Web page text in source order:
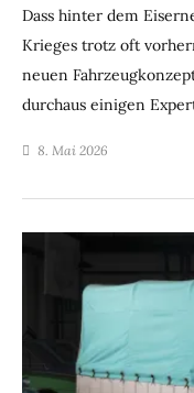
Dass hinter dem
Krieges trotz oft
neuen
durchaus einigen
8. Mai 2026